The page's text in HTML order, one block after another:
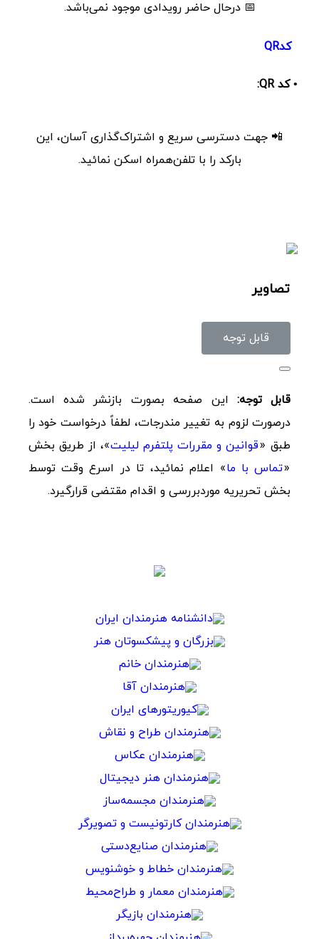
📅 درحال حاضر رویدادی موجود نمی‌باشد.
کدQR
• کد QR:
📲 جهت دسترسی سریع و اشتراک‌گذاری آسان، این
بارکد را با تلفن‌همراه اسکن نمائید.
تصاویر
‌قابل توجه
قابل توجه:این صفحه بصورت بازنشر شده است.
درصورت لزوم به تغییر مندرجات، لطفاً درخواست خود را
طبق «قوانین و مقررات پلتفرم لیلیت»، از طریق بخش
«تماس با ما» اعلام نمائید، تا در اسرع وقت توسط
بخش تحریریه موردبررسی و اقدام مقتضی قرارگیرد.